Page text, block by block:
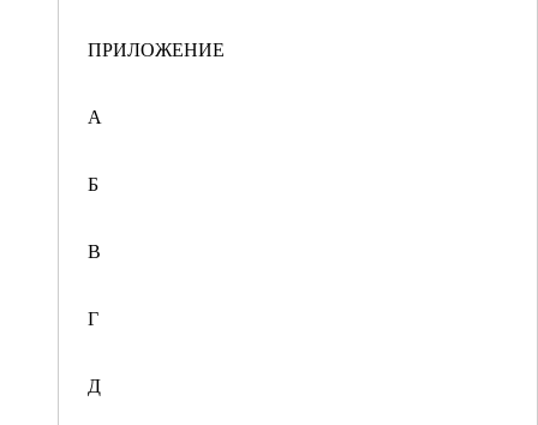
ПРИЛОЖЕНИЕ
А
Б
В
Г
Д